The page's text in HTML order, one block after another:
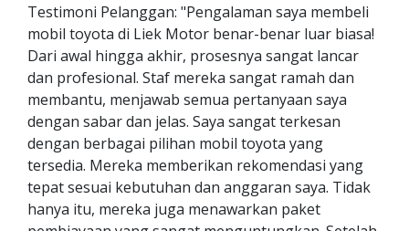
Testimoni Pelanggan: "Pengalaman saya membeli
mobil toyota di Liek Motor benar-benar luar biasa!
Dari awal hingga akhir, prosesnya sangat lancar
dan profesional. Staf mereka sangat ramah dan
membantu, menjawab semua pertanyaan saya
dengan sabar dan jelas. Saya sangat terkesan
dengan berbagai pilihan mobil toyota yang
tersedia. Mereka memberikan rekomendasi yang
tepat sesuai kebutuhan dan anggaran saya. Tidak
hanya itu, mereka juga menawarkan paket